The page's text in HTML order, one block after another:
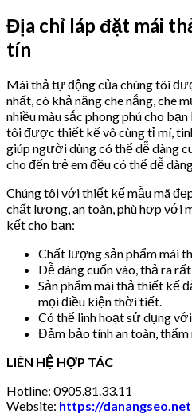
Địa chỉ láp đặt mái
tín
Mái thả tự động của chúng tôi
nhất, có khả năng che nắng, che
nhiều màu sắc phong phú cho
tôi được thiết kế vô cùng tỉ mí,
giúp người dùng có thể dễ dàng
cho đến trẻ em đều có thể dễ
Chúng tôi với thiết kế mẫu mã
chất lượng, an toàn, phù hợp với
kết cho bạn:
Chất lượng sản phẩm mái
Dễ dàng cuốn vào, thả ra
Sản phẩm mái thả thiết kế
mọi điều kiện thời tiết.
Có thể linh hoạt sử dụng
Đảm bảo tính an toàn, thẩm
LIÊN HỆ HỢP TÁC
Hotline: 0905.81.33.11
Website: https://danangseo.net